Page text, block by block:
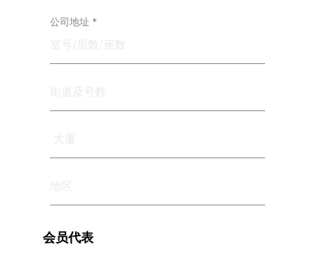
公司地址 *
道
及
数
*
会员代表